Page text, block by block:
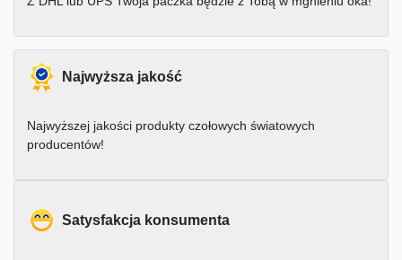
Najwyższa jakość
Najwyższej jakości produkty czołowych światowych
producentów!
Satysfakcja konsumenta